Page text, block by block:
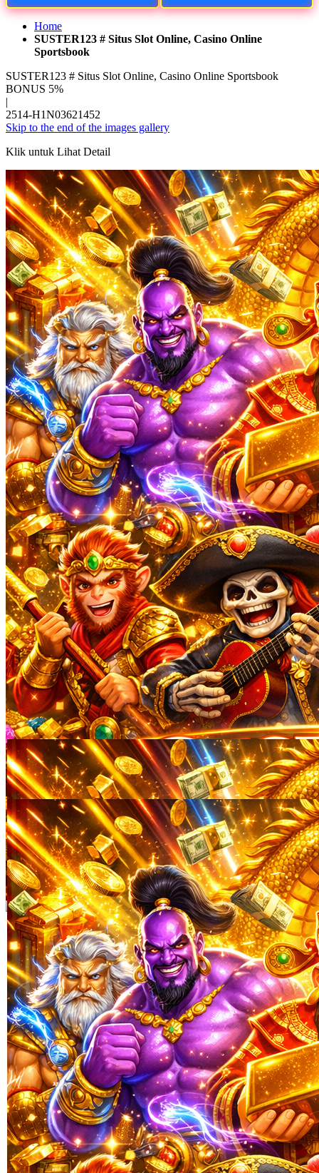
Home
SUSTER123 # Situs Slot Online, Casino Online
Sportsbook
SUSTER123 # Situs Slot Online, Casino Online Sportsbook
BONUS 5%
|
2514-H1N03621452
Skip to the end of the images gallery
Klik untuk Lihat Detail